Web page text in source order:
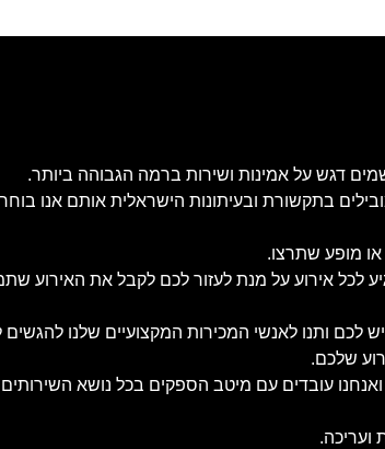
דגש על אמינות ושירות ברמה הגבוהה ביותר.
בתקשורת ובעיתונות הישראלית אותם אנו
או מופע שתרצו.
לכל אירוע על מנת לעזור לכם לקבל את האירוע
לכם ותנו לאנשי המכירות המקצועיים שלנו
שלכם.
עובדים עם מיטב הספקים בכל נושא השירותים
ועריכה.